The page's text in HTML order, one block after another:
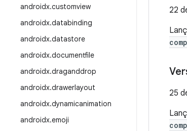
androidx.customview
androidx.databinding
androidx.datastore
androidx.documentfile
androidx.draganddrop
androidx.drawerlayout
androidx.dynamicanimation
androidx.emoji
22
25